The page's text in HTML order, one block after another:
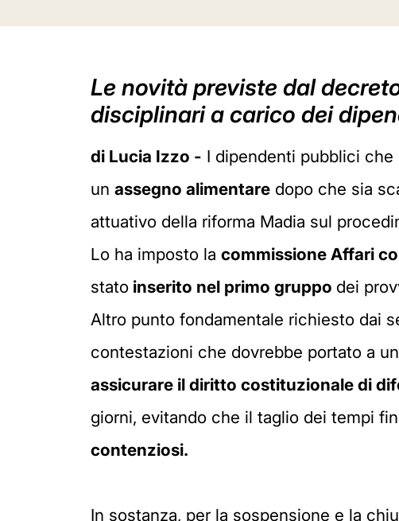
Le novità previste dal
disciplinari a carico dei
di Lucia Izzo - I dipendenti pubblici che
un assegno alimentare dopo che sia
attuativo della riforma Madia sul
Lo ha imposto la commissione Affari
stato inserito nel primo gruppo dei
Altro punto fondamentale richiesto dai
contestazioni che dovrebbe portato a
assicurare il diritto costituzionale di
giorni, evitando che il taglio dei tempi
contenziosi.
In sostanza, per la sospensione e la